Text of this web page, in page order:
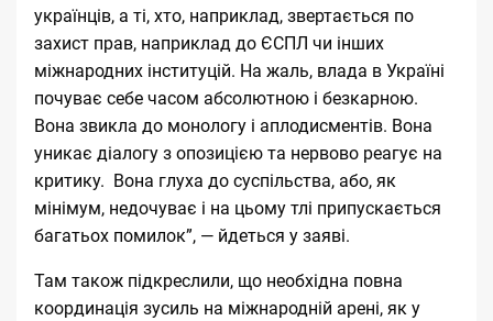
українців, а ті, хто, наприклад, звертається по
захист прав, наприклад до ЄСПЛ чи інших
міжнародних інституцій. На жаль, влада в Україні
почуває себе часом абсолютною і безкарною.
Вона звикла до монологу і аплодисментів. Вона
уникає діалогу з опозицією та нервово реагує на
критику. Вона глуха до суспільства, або, як
мінімум, недочуває і на цьому тлі припускається
багатьох помилок”, — йдеться у заяві.
Там також підкреслили, що необхідна повна
координація зусиль на міжнародній арені, як у